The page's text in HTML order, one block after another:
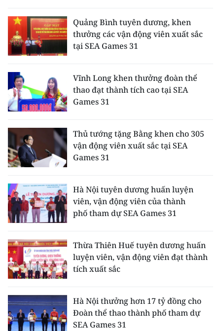
Quảng Bình tuyên dương, khen
thưởng các vận động viên xuất sắc
tại SEA Games 31
Vĩnh Long khen thưởng đoàn thể
thao đạt thành tích cao tại SEA
Games 31
Thủ tướng tặng Bằng khen cho 305
vận động viên xuất sắc tại SEA
Games 31
Hà Nội tuyên dương huấn luyện
viên, vận động viên của thành
phố tham dự SEA Games 31
Thừa Thiên Huế tuyên dương huấn
luyện viên, vận động viên đạt thành
tích xuất sắc
Hà Nội thưởng hơn 17 tỷ đồng cho
Đoàn thể thao thành phố tham dự
SEA Games 31